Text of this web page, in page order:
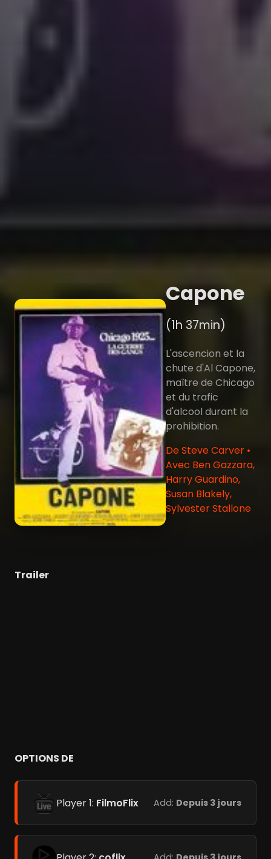
Capone
(1h 37min)
L'ascencion et la
chute d'Al Capone,
maître de Chicago
et du trafic
d'alcool durant la
prohibition.
De Steve Carver •
Avec Ben Gazzara,
Harry Guardino,
Susan Blakely,
Sylvester Stallone
Trailer
OPTIONS DE
Player 1: FilmoFlix Add: Depuis 3 jours